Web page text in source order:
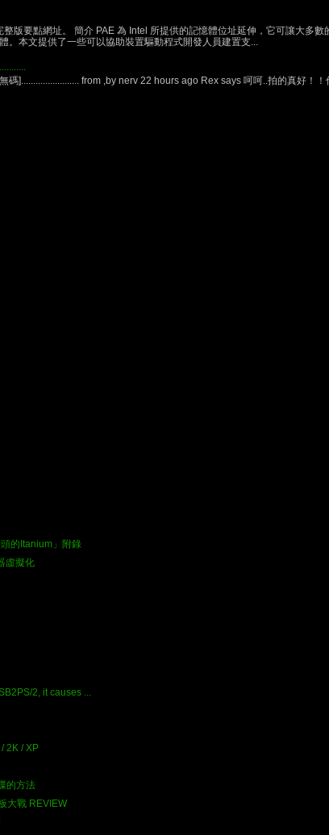
版要點網址。 簡介 PAE 為 Intel 所提供的記憶體位址延伸，它可讓大多
。本文提供了一些可以協助裝置驅動程式開發人員建置支...
碼]........................ from ,by nerv 22 hours ago Rex says 呵呵..拍的真好！
的Itanium」附錄
虛擬化
2, it causes ...
2K / XP
的方法
大戰 REVIEW